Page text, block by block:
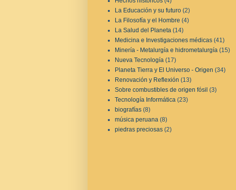
La Educación y su futuro (2)
La Filosofía y el Hombre (4)
La Salud del Planeta (14)
Medicina e Investigaciones médicas (41)
Minería - Metalurgía e hidrometalurgía (15)
Nueva Tecnología (17)
Planeta Tierra y El Universo - Origen (34)
Renovación y Reflexión (13)
Sobre combustibles de origen fósil (3)
Tecnología Informática (23)
biografías (8)
música peruana (8)
piedras preciosas (2)